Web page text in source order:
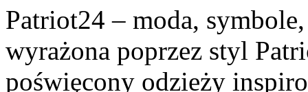
Patriot24 – moda,
wyrażona poprzez styl
poświęcony odzieży